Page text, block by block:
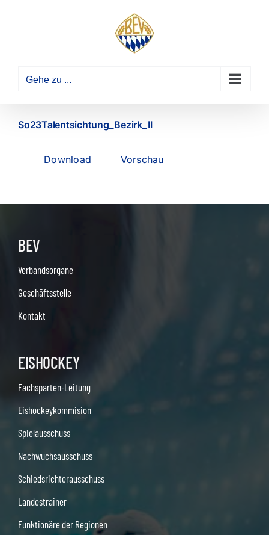
Gehe zu ...
So23Talentsichtung_Bezirk_II
Download Vorschau
BEV
Verbandsorgane
Geschäftsstelle
Kontakt
EISHOCKEY
Fachsparten-Leitung
Eishockeykommision
Spielausschuss
Nachwuchsausschuss
Schiedsrichterausschuss
Landestrainer
Funktionäre der Regionen